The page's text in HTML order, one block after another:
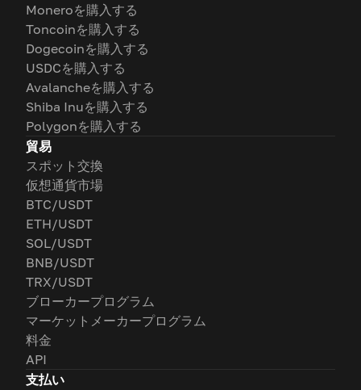
Moneroを購入する
Toncoinを購入する
Dogecoinを購入する
USDCを購入する
Avalancheを購入する
Shiba Inuを購入する
Polygonを購入する
貿易
スポット交換
仮想通貨市場
BTC/USDT
ETH/USDT
SOL/USDT
BNB/USDT
TRX/USDT
ブローカープログラム
マーケットメーカープログラム
料金
API
支払い